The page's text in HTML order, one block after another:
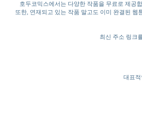
호두코믹스에서는 다양한 작품을 무료로 제공
또한, 연재되고 있는 작품 말고도 이미 완결된
최신 주소 링크
대표